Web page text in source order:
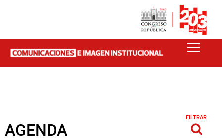
AGENDA
FILTRAR